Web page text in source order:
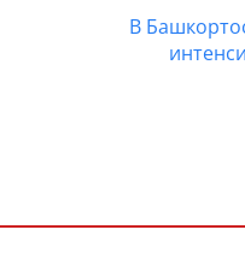
В